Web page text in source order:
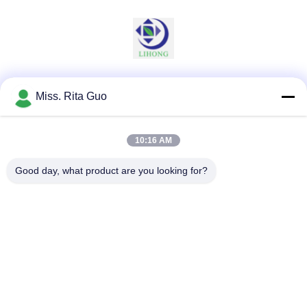
Les réseaux sociaux
Miss. Rita Guo
10:16 AM
Good day, what product are you looking for?